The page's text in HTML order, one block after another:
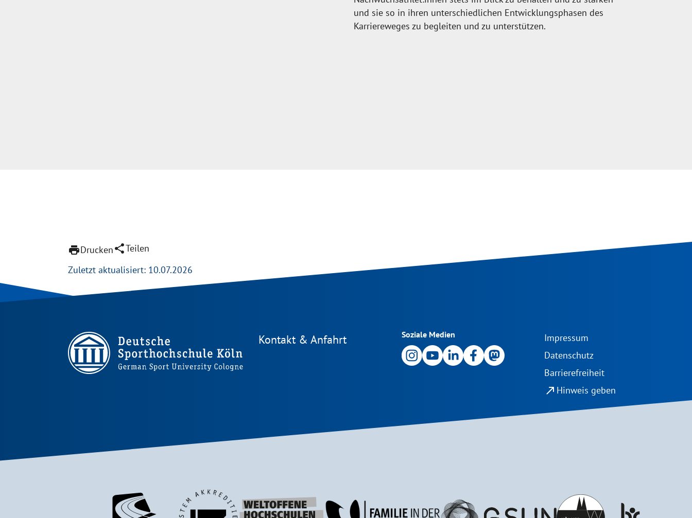
und sie so in ihren unterschiedlichen Entwicklungsphasen des
Karriereweges zu begleiten und zu unterstützen.
printDruckenshareTeilen
Zuletzt aktualisiert: 10.07.2026
Kontakt & Anfahrt Soziale Medien
Impressum
Datenschutz
Barrierefreiheit
north_east Hinweis geben